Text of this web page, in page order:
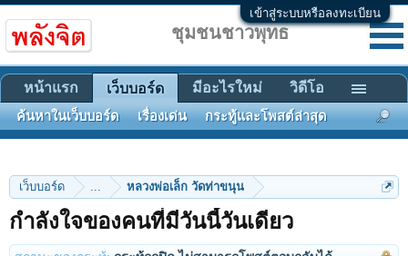
เข้าสู่ระบบหรือลงทะเบียน
เว็บบอร์ด ... หลวงพ่อเล็ก วัดท่าขนุน
กำลังใจของคนที่มีวันนี้วันเดียว
ชุมชนชาวพุทธ
หน้าแรก เว็บบอร์ด
ค้นหาในเว็บบอร์ด เรื่องเด่น กระทู้และโพสต์ล่าสุด
มีอะไรใหม่ วิดีโอ